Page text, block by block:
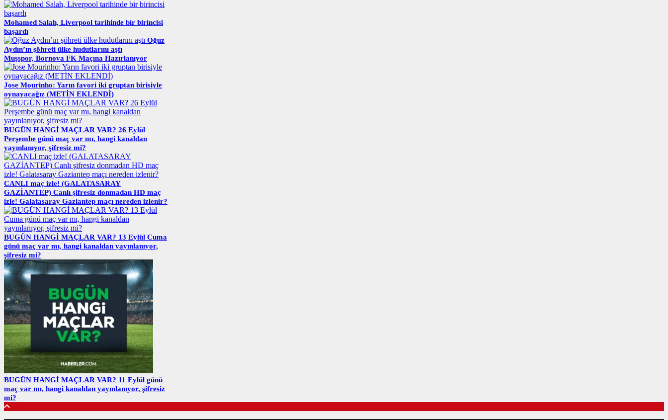
Mohamed Salah, Liverpool tarihinde bir birincisi
başardı
Oğuz
Aydın’ın şöhreti ülke hudutlarını aştı
Muşspor, Bornova FK Maçına Hazırlanıyor
Jose Mourinho: Yarın favori iki gruptan birisiyle
oynayacağız (METİN EKLENDİ)
BUGÜN HANGİ MAÇLAR VAR? 26 Eylül
Perşembe günü maç var mı, hangi kanaldan
yayınlanıyor, şifresiz mi?
CANLI maç izle! (GALATASARAY
GAZİANTEP) Canlı şifresiz donmadan HD maç
izle! Galatasaray Gaziantep maçı nereden izlenir?
BUGÜN HANGİ MAÇLAR VAR? 13 Eylül Cuma
günü maç var mı, hangi kanaldan yayınlanıyor,
şifresiz mi?
BUGÜN HANGİ MAÇLAR VAR? 11 Eylül günü
maç var mı, hangi kanaldan yayınlanıyor, şifresiz
mi?